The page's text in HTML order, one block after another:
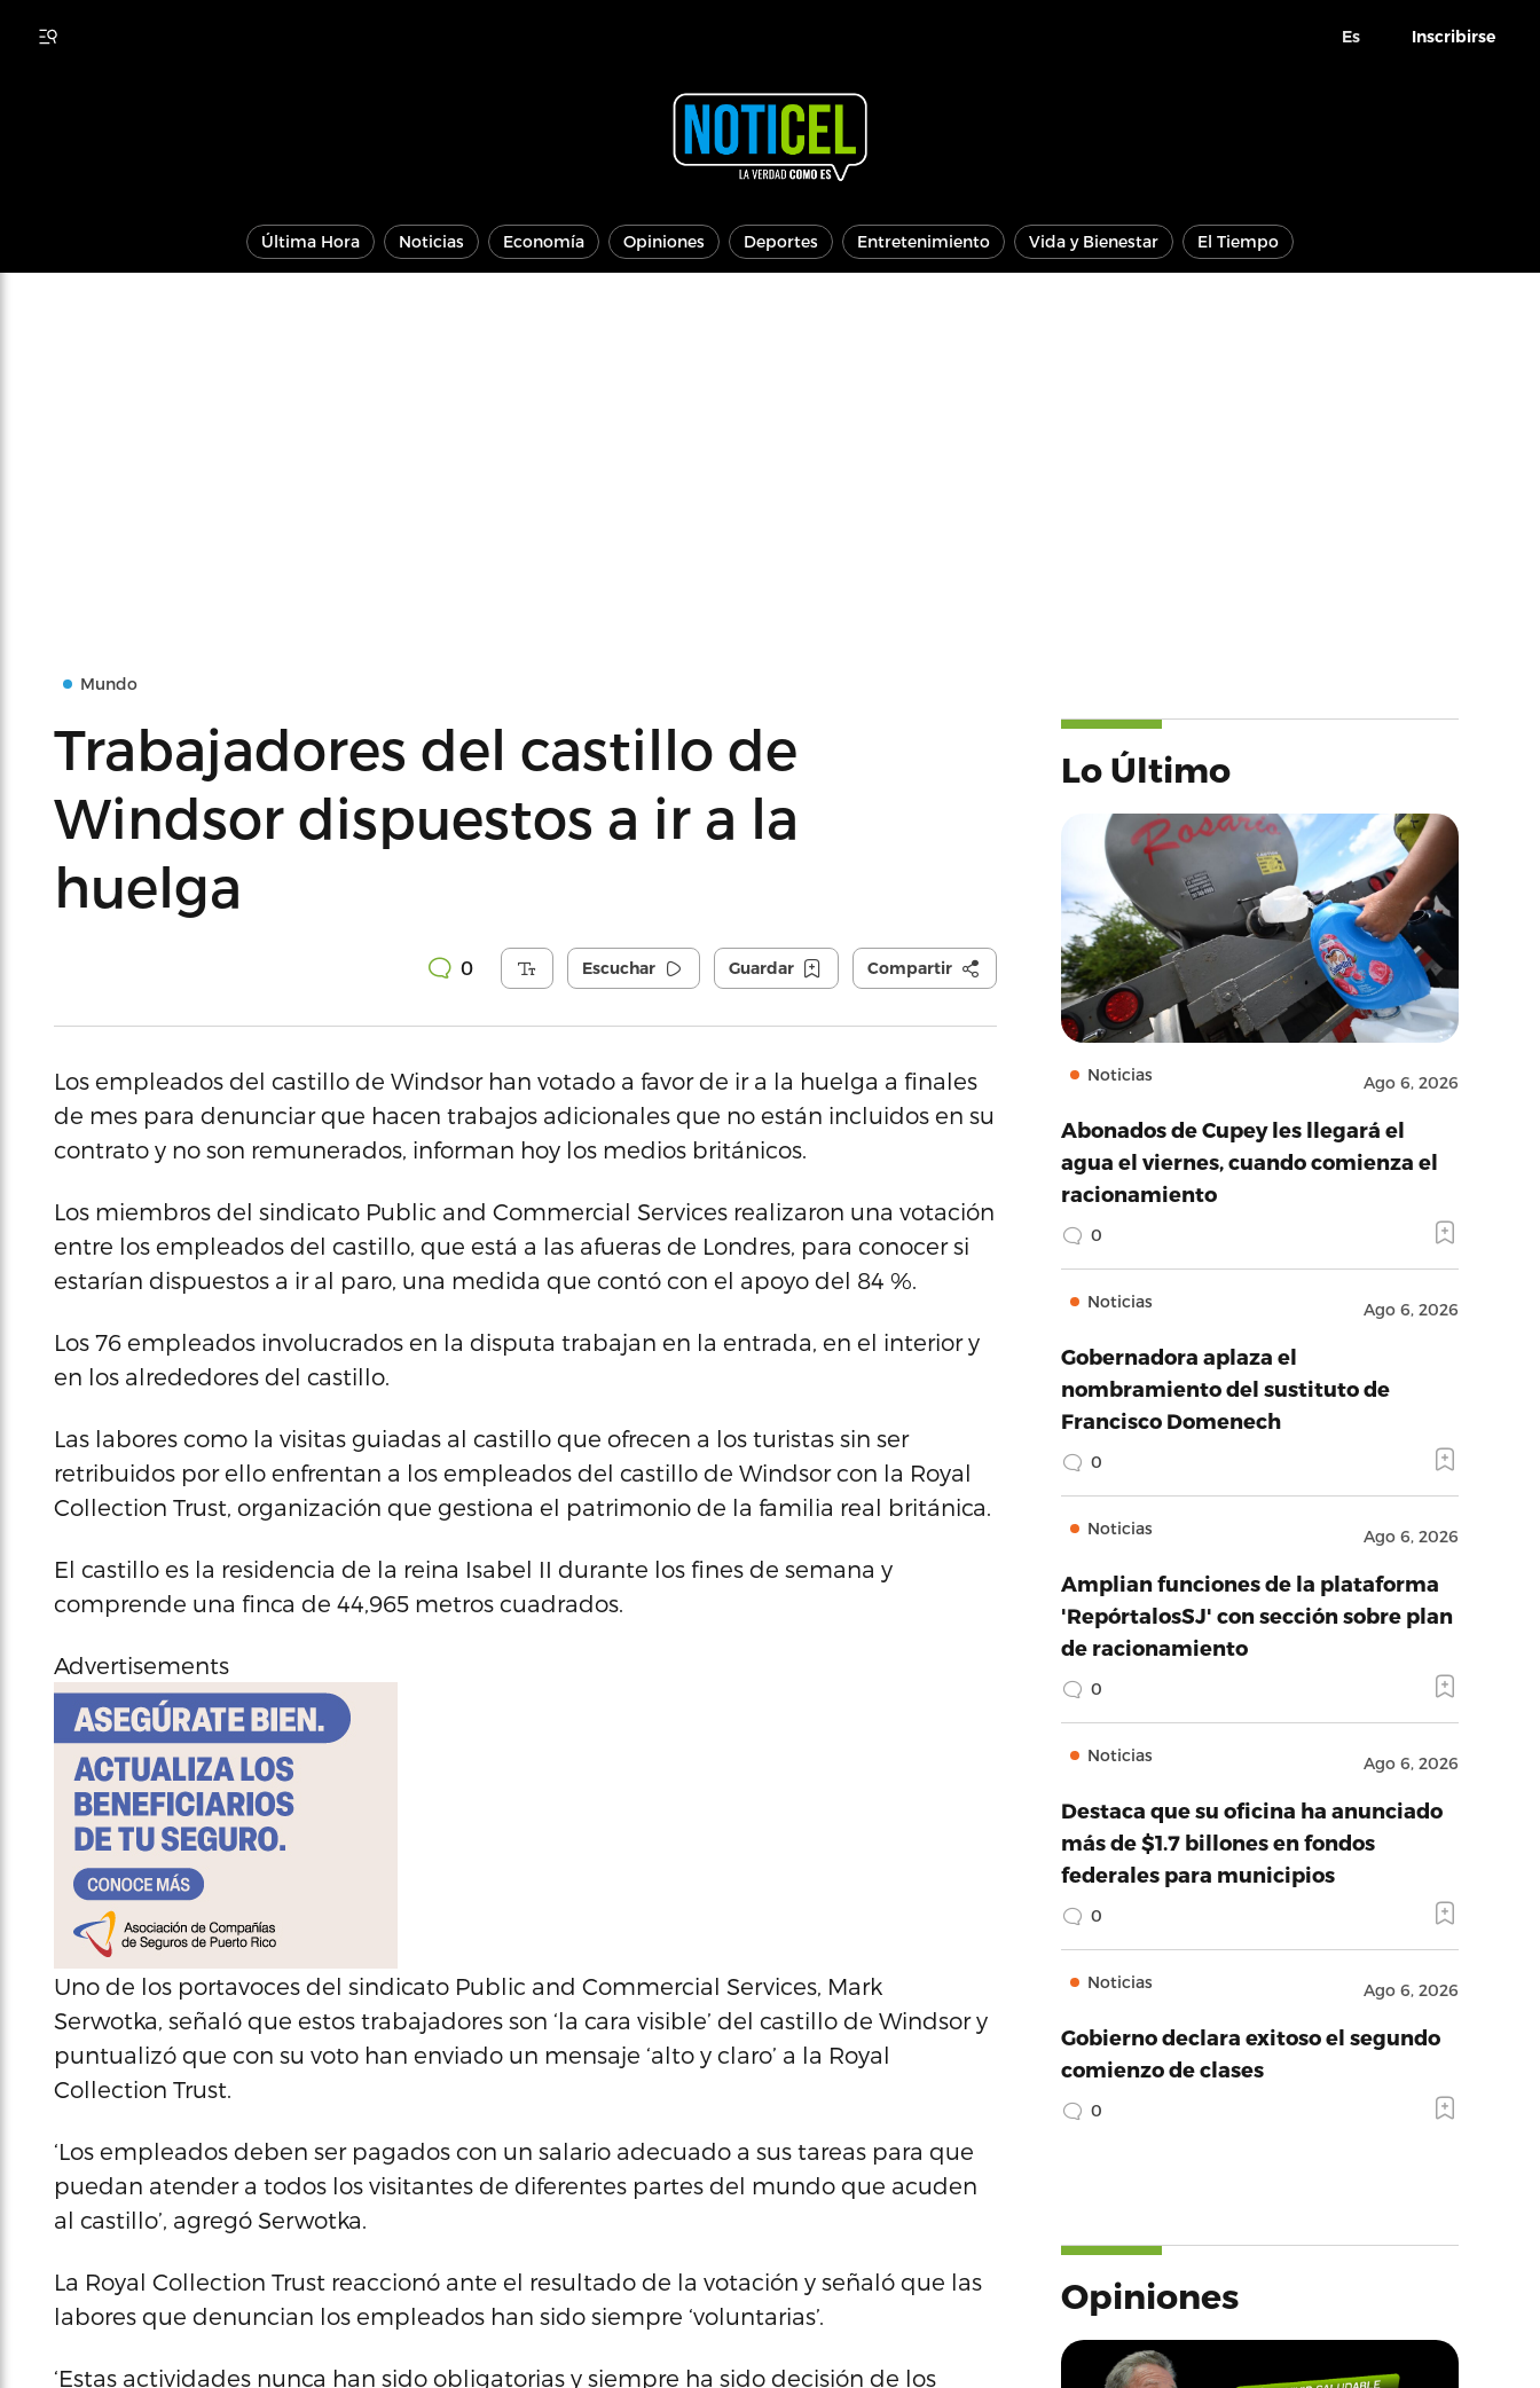
Es Inscribirse
Última Hora Noticias Economía Opiniones Deportes Entretenimiento Vida y Bienestar El Tiempo
Mundo
Trabajadores del castillo de
Windsor dispuestos a ir a la
huelga
0 Escuchar Guardar Compartir
Los empleados del castillo de Windsor han votado a favor de ir a la huelga a finales
de mes para denunciar que hacen trabajos adicionales que no están incluidos en su
contrato y no son remunerados, informan hoy los medios británicos.
Los miembros del sindicato Public and Commercial Services realizaron una votación
entre los empleados del castillo, que está a las afueras de Londres, para conocer si
estarían dispuestos a ir al paro, una medida que contó con el apoyo del 84 %.
Los 76 empleados involucrados en la disputa trabajan en la entrada, en el interior y
en los alrededores del castillo.
Las labores como la visitas guiadas al castillo que ofrecen a los turistas sin ser
retribuidos por ello enfrentan a los empleados del castillo de Windsor con la Royal
Collection Trust, organización que gestiona el patrimonio de la familia real británica.
El castillo es la residencia de la reina Isabel II durante los fines de semana y
comprende una finca de 44,965 metros cuadrados.
Advertisements
Uno de los portavoces del sindicato Public and Commercial Services, Mark
Serwotka, señaló que estos trabajadores son ‘la cara visible’ del castillo de Windsor y
puntualizó que con su voto han enviado un mensaje ‘alto y claro’ a la Royal
Collection Trust.
‘Los empleados deben ser pagados con un salario adecuado a sus tareas para que
puedan atender a todos los visitantes de diferentes partes del mundo que acuden
al castillo’, agregó Serwotka.
La Royal Collection Trust reaccionó ante el resultado de la votación y señaló que las
labores que denuncian los empleados han sido siempre ‘voluntarias’.
‘Estas actividades nunca han sido obligatorias y siempre ha sido decisión de los
Lo Último
Noticias Ago 6, 2026
Abonados de Cupey les llegará el
agua el viernes, cuando comienza el
racionamiento
0
Noticias Ago 6, 2026
Gobernadora aplaza el
nombramiento del sustituto de
Francisco Domenech
0
Noticias Ago 6, 2026
Amplian funciones de la plataforma
'RepórtalosSJ' con sección sobre plan
de racionamiento
0
Noticias Ago 6, 2026
Destaca que su oficina ha anunciado
más de $1.7 billones en fondos
federales para municipios
0
Noticias Ago 6, 2026
Gobierno declara exitoso el segundo
comienzo de clases
0
Opiniones